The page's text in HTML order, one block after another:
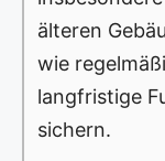
älteren
wie
langfristige
sichern.